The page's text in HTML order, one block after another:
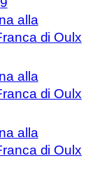
alla
di Oulx
alla
di Oulx
alla
di Oulx